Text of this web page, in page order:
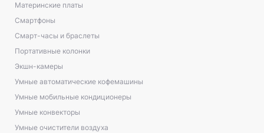
Материнские платы
Смартфоны
Смарт-часы и браслеты
Портативные колонки
Экшн-камеры
Умные автоматические кофемашины
Умные мобильные кондиционеры
Умные конвекторы
Умные очистители воздуха